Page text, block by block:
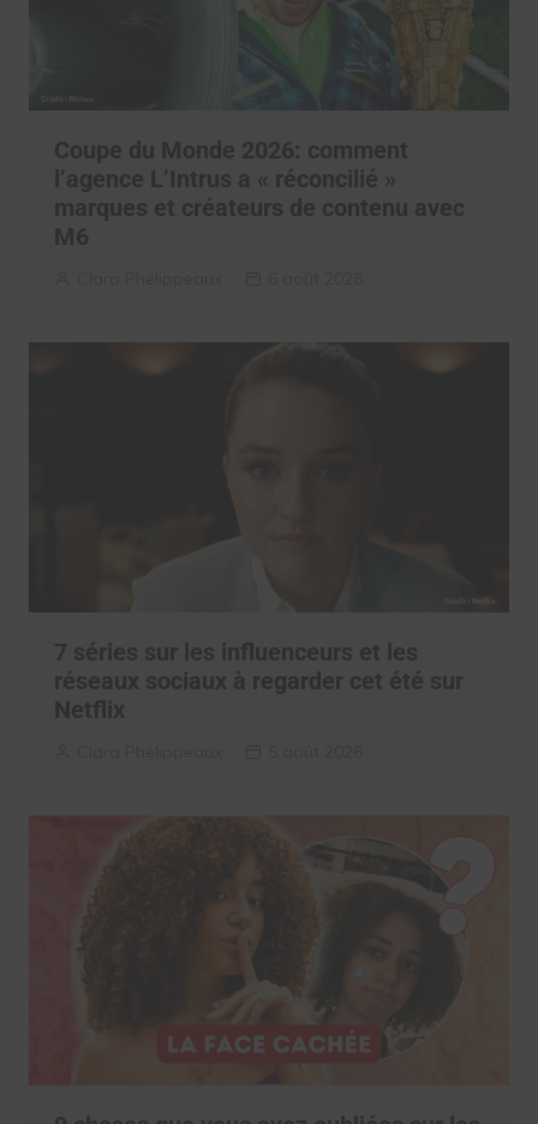
Coupe du Monde 2026: comment
l’agence L’Intrus a « réconcilié »
marques et créateurs de contenu avec
M6
7 séries sur les influenceurs et les
réseaux sociaux à regarder cet été sur
Netflix